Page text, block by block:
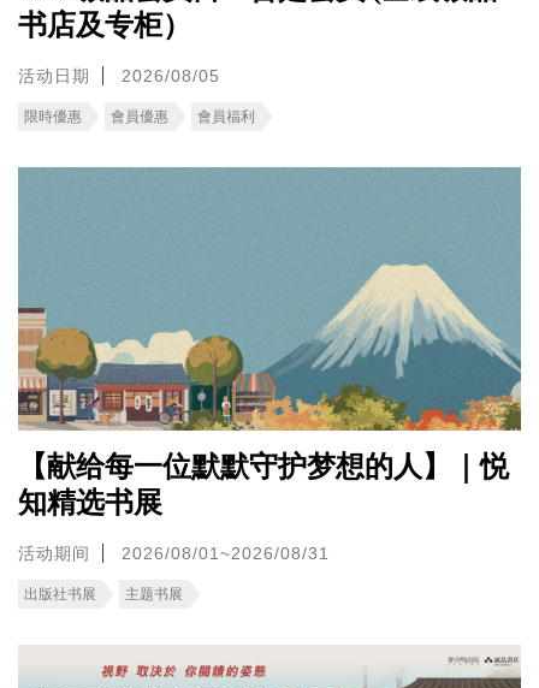
书店及专柜）
活动日期 2026/08/05
限時優惠 會員優惠 會員福利
【献给每一位默默守护梦想的人】｜悦
知精选书展
活动期间 2026/08/01~2026/08/31
出版社书展 主题书展